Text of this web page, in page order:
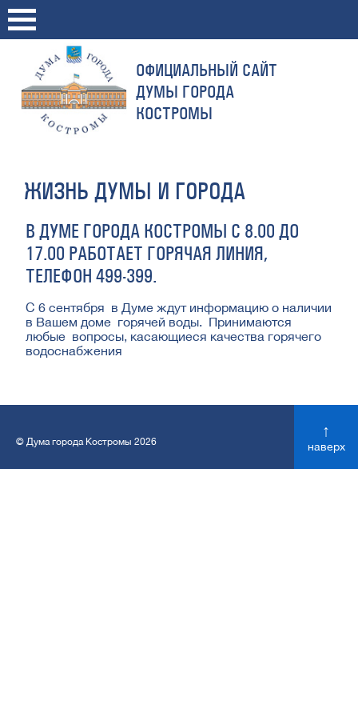
ОФИЦИАЛЬНЫЙ САЙТ
ДУМЫ ГОРОДА
КОСТРОМЫ
ЖИЗНЬ ДУМЫ И ГОРОДА
В ДУМЕ ГОРОДА КОСТРОМЫ С 8.00 ДО
17.00 РАБОТАЕТ ГОРЯЧАЯ ЛИНИЯ,
ТЕЛЕФОН 499-399.
С 6 сентября в Думе ждут информацию о наличии
в Вашем доме горячей воды. Принимаются
любые вопросы, касающиеся качества горячего
водоснабжения
© Дума города Костромы 2026
↑
наверх